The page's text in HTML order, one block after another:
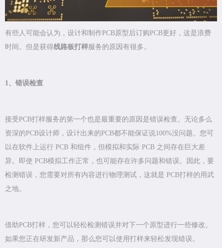
有些人可能会认为，设计和制作PCB原型后订购PCB更好，这是浪费
时间。但是获得线路板打样服务的原因有很多。
1、错误检查
接受PCB打样服务的第一个也是最重要的原因是错误检查。无论多么
资深的PCB设计师，设计出来的PCB都不能保证说100%没问题。您可
以在软件上运行 PCB 和组件，但模拟和实际 PCB 之间存在巨大差
异。即使 PCB模拟工作正常，也可能存在许多问题和错误。因此，要
检测错误，您需要对所有内容进行物理测试，这就是 PCB打样的用武
之地。
借助PCB打样，您可以轻松检测错误并对下一个原型进行一些修改。
如果您正在研发新产品，那么您可以使用打样来轻松发现错误。